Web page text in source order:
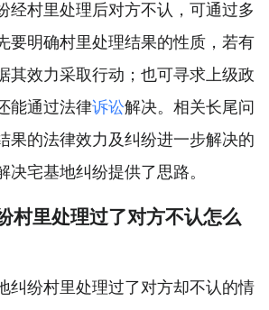
经村里处理后对方不认，可通过多
要明确村里处理结果的性质，若有
其效力采取行动；也可寻求上级政
能通过法律诉讼解决。相关长尾问
果的法律效力及纠纷进一步解决的
决宅基地纠纷提供了思路。
村里处理过了对方不认怎么
纠纷村里处理过了对方却不认的情